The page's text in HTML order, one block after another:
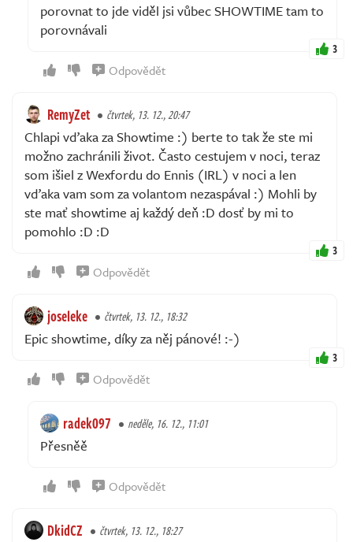
porovnat to jde viděl jsi vůbec SHOWTIME tam to
porovnávali
3
Odpovědět
RemyZet čtvrtek, 13. 12., 20:47
Chlapi vďaka za Showtime :) berte to tak že ste mi
možno zachránili život. Často cestujem v noci, teraz
som išiel z Wexfordu do Ennis (IRL) v noci a len
vďaka vam som za volantom nezaspával :) Mohli by
ste mať showtime aj každý deň :D dosť by mi to
pomohlo :D :D
3
Odpovědět
joseleke čtvrtek, 13. 12., 18:32
Epic showtime, díky za něj pánové! :-)
3
Odpovědět
radek097 neděle, 16. 12., 11:01
Přesněě
Odpovědět
DkidCZ čtvrtek, 13. 12., 18:27